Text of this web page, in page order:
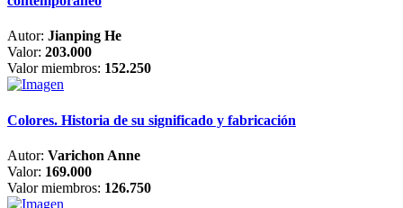
Autor: Jianping He
Valor: 203.000
Valor miembros: 152.250
Colores. Historia de su significado y fabricación
Autor: Varichon Anne
Valor: 169.000
Valor miembros: 126.750